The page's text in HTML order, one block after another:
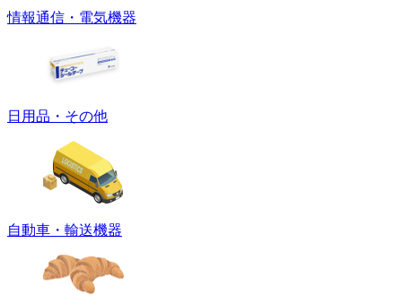
情報通信・電気機器
日用品・その他
自動車・輸送機器